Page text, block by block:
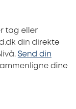
tag eller
din direkte
Send din
dine